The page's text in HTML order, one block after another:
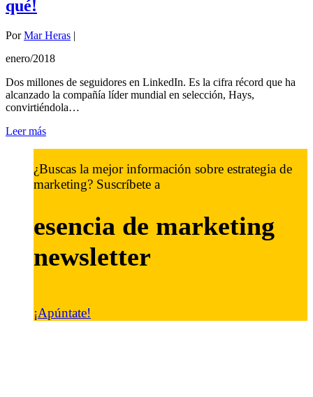
qué!
PorMar Heras |
enero/2018
Dos millones de seguidores en LinkedIn. Es la cifra récord que ha
alcanzado la compañía líder mundial en selección, Hays,
convirtiéndola…
Leer más
¿Buscas la mejor información sobre estrategia de
marketing? Suscríbete a
esencia de marketing
newsletter
¡Apúntate!